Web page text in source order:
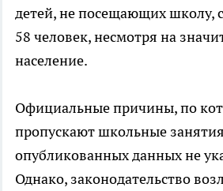
детей, не посещающих школу,
58 человек, несмотря на
население.
Официальные причины, по
пропускают школьные
опубликованных данных не
Однако, законодательство